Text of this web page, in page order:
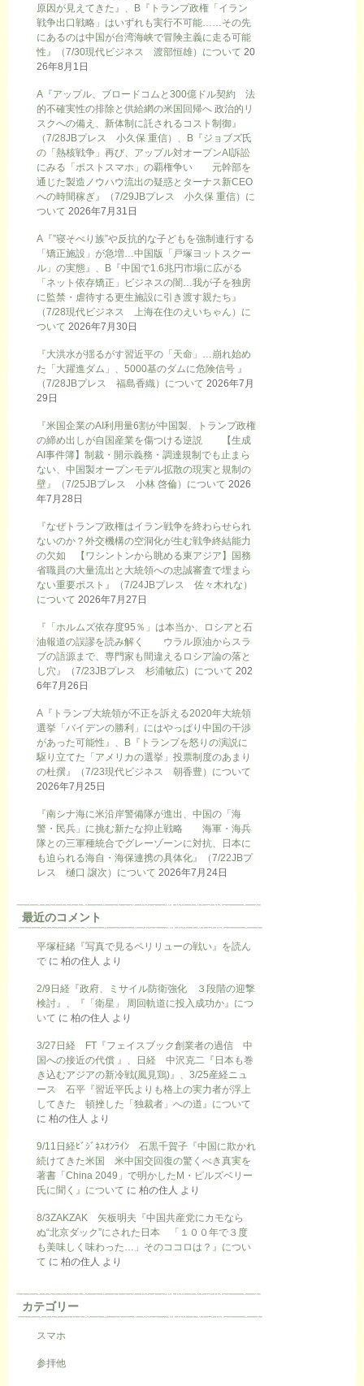
原因が見えてきた』、B『トランプ政権「イラン
戦争出口戦略」はいずれも実行不可能……その先
にあるのは中国が台湾海峡で冒険主義に走る可能
性』（7/30現代ビジネス 渡部恒雄）について 20
26年8月1日
A『アップル、ブロードコムと300億ドル契約 法
的不確実性の排除と供給網の米国回帰へ 政治的リ
スクへの備え、新体制に託されるコスト制御』
（7/28JBプレス 小久保 重信）、B『ジョブズ氏
の「熱核戦争」再び、アップル対オープンAI訴訟
にみる「ポストスマホ」の覇権争い 元幹部を
通じた製造ノウハウ流出の疑惑とターナス新CEO
への時間稼ぎ』（7/29JBプレス 小久保 重信）に
ついて 2026年7月31日
A『”寝そべり族”や反抗的な子どもを強制連行する
「矯正施設」が急増…中国版「戸塚ヨットスクー
ル」の実態』、B『中国で1.6兆円市場に広がる
「ネット依存矯正」ビジネスの闇…我が子を独房
に監禁・虐待する更生施設に引き渡す親たち』
（7/28現代ビジネス 上海在住のえいちゃん）に
ついて 2026年7月30日
『大洪水が揺るがす習近平の「天命」…崩れ始め
た「大躍進ダム」、5000基のダムに危険信号 』
（7/28JBプレス 福島香織）について 2026年7月
29日
『米国企業のAI利用量6割が中国製、トランプ政権
の締め出しが自国産業を傷つける逆説 【生成
AI事件簿】制裁・開示義務・調達規制でも止まら
ない、中国製オープンモデル拡散の現実と規制の
壁』（7/25JBプレス 小林 啓倫）について 2026
年7月28日
『なぜトランプ政権はイラン戦争を終わらせられ
ないのか？外交機構の空洞化が生む戦争終結能力
の欠如 【ワシントンから眺める東アジア】国務
省職員の大量流出と大統領への忠誠審査で埋まら
ない重要ポスト』（7/24JBプレス 佐々木れな）
について 2026年7月27日
『「ホルムズ依存度95％」は本当か、ロシアと石
油報道の誤謬を読み解く ウラル原油からスラ
ブの語源まで、専門家も間違えるロシア論の落と
し穴』（7/23JBプレス 杉浦敏広）について 202
6年7月26日
A『トランプ大統領が不正を訴える2020年大統領
選挙「バイデンの勝利」にはやっぱり中国の干渉
があった可能性』、B『トランプを怒りの演説に
駆り立てた「アメリカの選挙」投票制度のあまり
の杜撰』（7/23現代ビジネス 朝香豊）について
2026年7月25日
『南シナ海に米沿岸警備隊が進出、中国の「海
警・民兵」に挑む新たな抑止戦略 海軍・海兵
隊との三軍種統合でグレーゾーンに対抗、日本に
も迫られる海自・海保連携の具体化』（7/22JBプ
レス 樋口 譲次）について 2026年7月24日
最近のコメント
平塚柾緒『写真で見るペリリューの戦い』を読ん
で に 柏の住人 より
2/9日経『政府、ミサイル防衛強化 ３段階の迎撃
検討』、『「衛星」 周回軌道に投入成功か』につ
いて に 柏の住人 より
3/27日経 FT『フェイスブック創業者の過信 中
国への接近の代償 』、日経 中沢克二『日本も巻
き込むアジアの新冷戦(風見鶏)』、3/25産経ニュ
ース 石平『習近平氏よりも格上の実力者が浮上
してきた 頓挫した「独裁者」への道』について
に 柏の住人 より
9/11日経ﾋﾞｼﾞﾈｽｵﾝﾗｲﾝ 石黒千賀子『中国に欺かれ
続けてきた米国 米中国交回復の驚くべき真実を
著書「China 2049」で明かしたM・ピルズベリー
氏に聞く』について に 柏の住人 より
8/3ZAKZAK 矢板明夫『中国共産党にカモなら
ぬ“北京ダック”にされた日本 「１００年で３度
も美味しく味わった…」そのココロは？』につい
て に 柏の住人 より
カテゴリー
スマホ
参拝他